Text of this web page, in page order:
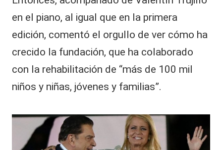
en el piano, al igual que en la primera
edición, comentó el orgullo de ver cómo ha
crecido la fundación, que ha colaborado
con la rehabilitación de “más de 100 mil
niños y niñas, jóvenes y familias”.